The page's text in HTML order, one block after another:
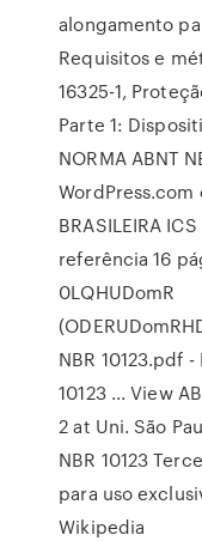
alongamento
Requisitos e
16325-1,
Parte 1:
NORMA ABNT
WordPress.com
BRASILEIRA
referência 16
0LQHUDomR
NBR 10123.pdf -
10123 ... View
2 at Uni. São
NBR 10123
para uso
Wikipedia